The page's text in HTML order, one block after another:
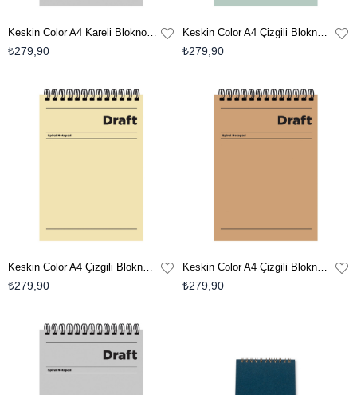
Keskin Color A4 Kareli Bloknot Draft - Gri
₺279,90
Keskin Color A4 Çizgili Bloknot Draft - Yeşil
₺279,90
Keskin Color A4 Çizgili Bloknot Draft - Sarı
₺279,90
Keskin Color A4 Çizgili Bloknot Draft - Kahverengi
₺279,90